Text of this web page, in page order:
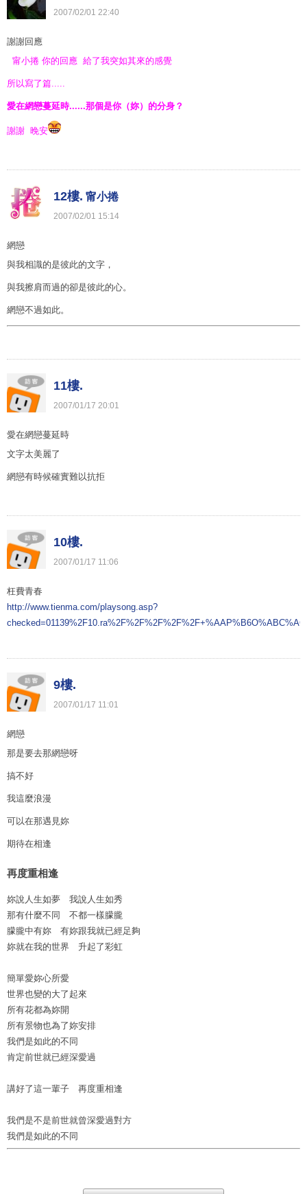
2007/02/01 22:40
謝謝回應
甯小捲 你的回應 給了我突如其來的感覺
所以寫了篇.....
愛在網戀蔓延時......那個是你（妳）的分身？
謝謝 晚安
12樓. 甯小捲
2007/02/01 15:14
網戀
與我相識的是彼此的文字，
與我擦肩而過的卻是彼此的心。
網戀不過如此。
11樓.
2007/01 /17 20:01
愛在網戀蔓延時
文字太美麗了
網戀有時候確實難以抗拒
10樓.
2007/01 /17 11 :06
枉費青春
http://www.tienma.com/playsong.asp?
9樓.
2007/01 /17 11 :01
網戀
那是要去那網戀呀
搞不好
我這麼浪漫
可以在那遇見妳
期待在相逢
再度重相逢
妳說人生如夢 我說人生如秀
那有什麼不同 不都一樣朦朧
朦朧中有妳 有妳跟我就已經足夠
妳就在我的世界 升起了彩虹
簡單愛妳心所愛
世界也變的大了起來
所有花都為妳開
所有景物也為了妳安排
我們是如此的不同
肯定前世就已經深愛過
講好了這一輩子 再度重相逢
我們是不是前世就曾深愛過對方
我們是如此的不同